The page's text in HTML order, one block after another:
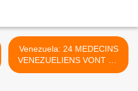
Venezuela: 24 MEDECINS
VENEZUELIENS VONT SE
RENDRE EN Afrique POUR